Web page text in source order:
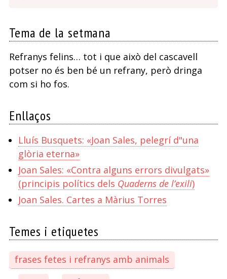
Tema de la setmana
Refranys felins… tot i que això del cascavell
potser no és ben bé un refrany, però dringa
com si ho fos.
Enllaços
Lluís Busquets: «Joan Sales, pelegrí d"una
glòria eterna»
Joan Sales: «Contra alguns errors divulgats»
(principis polítics dels Quaderns de l’exili)
Joan Sales. Cartes a Màrius Torres
Temes i etiquetes
frases fetes i refranys amb animals